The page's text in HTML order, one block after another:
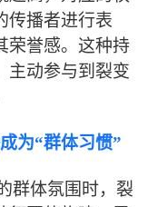
传播者进行表
荣誉感。这种持
主动参与到裂变
为“群体习惯”
群体氛围时，裂